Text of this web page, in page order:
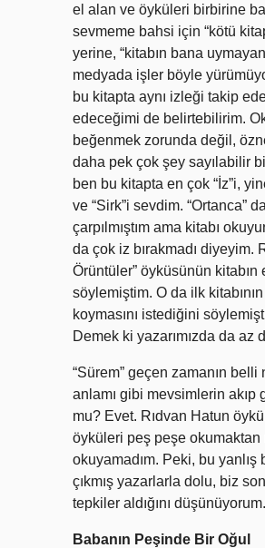
el alan ve öyküleri birbirine
sevmeme bahsi için “kötü
yerine, “kitabın bana
medyada işler böyle
bu kitapta aynı izleği takip
edeceğimi de belirtebilirim.
beğenmek zorunda değil,
daha pek çok şey sayılabilir
ben bu kitapta en çok “İz”i,
ve “Sirk”i sevdim. “Ortanca”
çarpılmıştım ama kitabı
da çok iz bırakmadı diyeyim.
Örüntüler” öyküsünün
söylemiştim. O da ilk
koymasını istediğini
Demek ki yazarımızda da az
“Sürem” geçen zamanın
anlamı gibi mevsimlerin
mu? Evet. Rıdvan Hatun
öyküleri peş peşe okumaktan
okuyamadım. Peki, bu yanlış
çıkmış yazarlarla dolu, biz
tepkiler aldığını düşünüyorum.
Babanın Peşinde Bir Oğul